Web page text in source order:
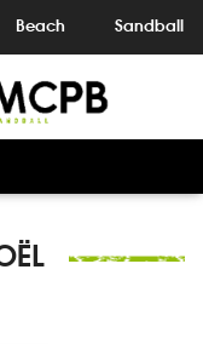
Beach Sandball